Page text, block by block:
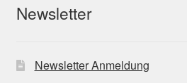
Newsletter
Newsletter Anmeldung